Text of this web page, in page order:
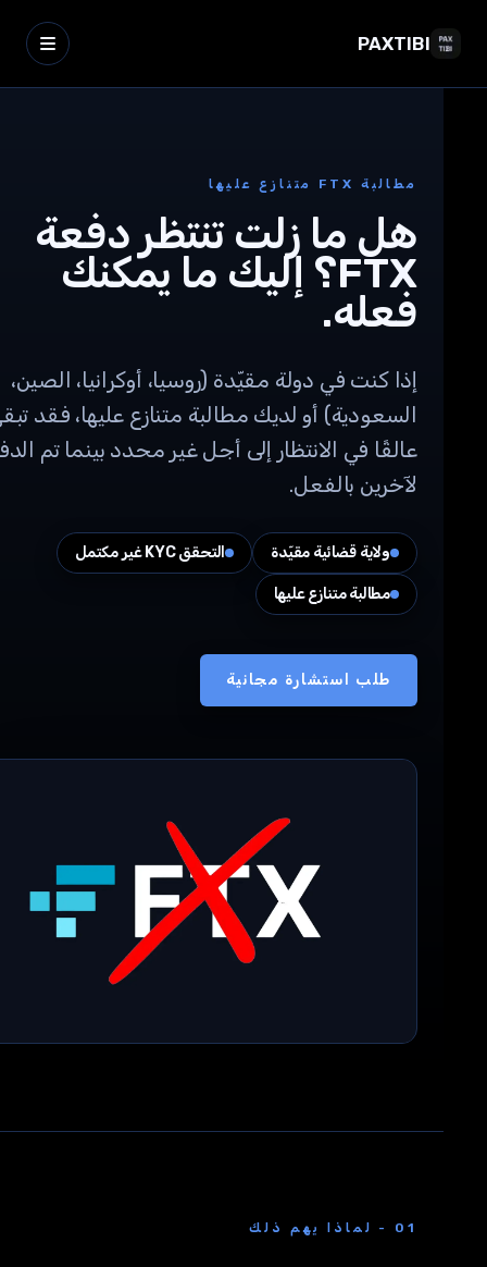
PAXTIBI
مطالبة FTX متنازع عليها
هل ما زلت تنتظر دفعة
FTX؟ إليك ما يمكنك
فعله.
إذا كنت في دولة مقيّدة (روسيا، أوكرانيا، الصين،
السعودية) أو لديك مطالبة متنازع عليها، فقد تبقى
عالقًا في الانتظار إلى أجل غير محدد بينما تم الدفع
لآخرين بالفعل.
ولاية قضائية مقيّدة التحقق KYC غير مكتمل
مطالبة متنازع عليها
طلب استشارة مجانية